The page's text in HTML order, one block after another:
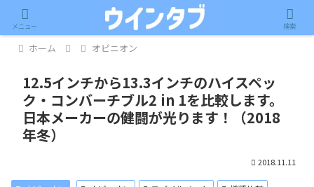
記事内に広告が含まれています。
ホーム オピニオン
12.5インチから13.3インチのハイスペッ
ク・コンバーチブル2 in 1を比較します。
日本メーカーの健闘が光ります！（2018
年冬）
2018.11.11
メニュー 検索